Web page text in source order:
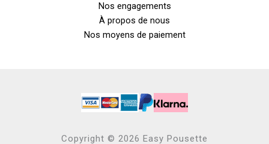
Nos engagements
À propos de nous
Nos moyens de paiement
Copyright © 2026 Easy Pousette